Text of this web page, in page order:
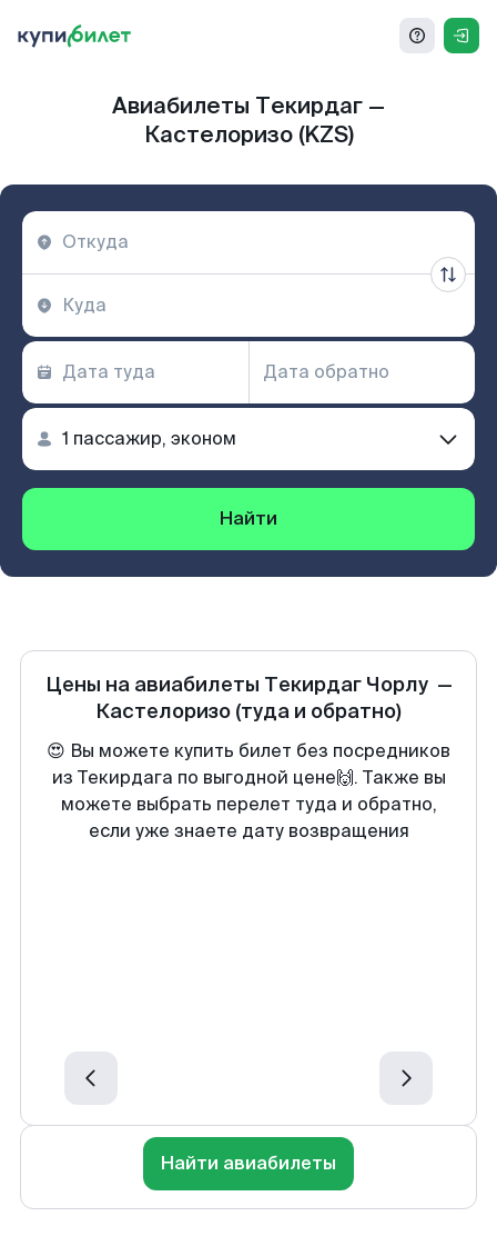
Авиабилеты Текирдаг —
Кастелоризо (KZS)
Найти
Цены на авиабилеты Текирдаг Чорлу —
Кастелоризо (туда и обратно)
😍 Вы можете купить билет без посредников
из Текирдага по выгодной цене🙌. Также вы
можете выбрать перелет туда и обратно,
если уже знаете дату возвращения
Найти авиабилеты